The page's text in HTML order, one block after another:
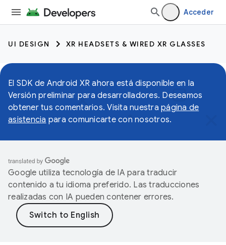
Acceder
UI DESIGN XR HEADSETS & WIRED XR GLASSES
El SDK de Android XR ahora está disponible en la
Versión preliminar para desarrolladores. Deseamos
obtener tus comentarios. Visita nuestra página de
asistencia para comunicarte con nosotros.
Google utiliza tecnología de IA para traducir
contenido a tu idioma preferido. Las traducciones
realizadas con IA pueden contener errores.